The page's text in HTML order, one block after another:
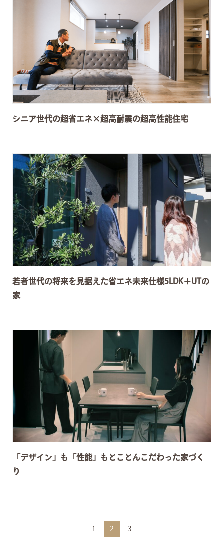
シニア世代の超省エネ×超高耐震の超高性能住宅
若者世代の将来を見据えた省エネ未来仕様5LDK＋UTの
家
「デザイン」も「性能」もとことんこだわった家づく
り
1 2 3